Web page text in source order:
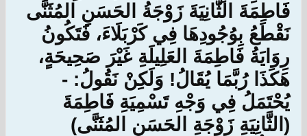
فَاطِمَةَ الثَّانِيَةَ زَوْجَةُ الحَسَنِ المُثَنَّى
نَقْطَعُ بِوُجُودِهَا فِي كَرْبَلَاءَ، فَتَكُونُ
رِوَايَةُ فَاطِمَةَ العَلِيلَةِ غَيْرَ صَحِيحَةٍ،
هَكَذَا رُبَّمَا يُقَالُ! وَلَكِنْ نَقُولُ: -
يُحْتَمَلُ فِي وَجْهِ تَسْمِيَةِ فَاطِمَةَ
(الثَّانِيَةِ زَوْجَةِ الحَسَنِ المُثَنَّى)